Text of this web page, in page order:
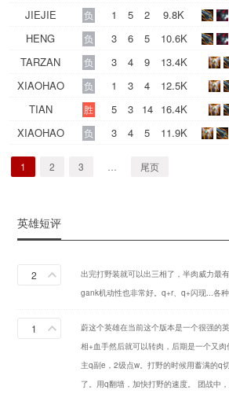
JIEJIE
负 1 5 2
9.8K
HENG
负 3 6 5
10.6K
TARZAN
负 3 4 9
13.4K
XIAOHAO
负 1 3 4
12.5K
TIAN
胜 5 3 14 16.4K
XIAOHAO
负 3 4 5 11.9K
1 2 3 尾页
英雄短评
2
出完打野装就可以出三相了，半肉威力最
gank机动性也非常好。q+r、q+闪现...各
1
蔚这个英雄在当前这个版本是一个很强的
相+血手然后就可以转肉，后期是一个又肉
主q副e，2级点w。打野的时候用蓄满的q
了。用q翻墙，加快打野的速度。 团战中